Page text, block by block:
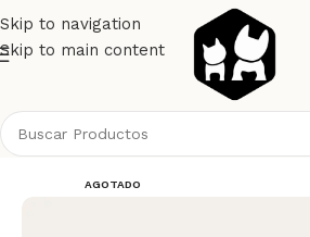
Skip to navigation
Skip to main content
AGOTADO